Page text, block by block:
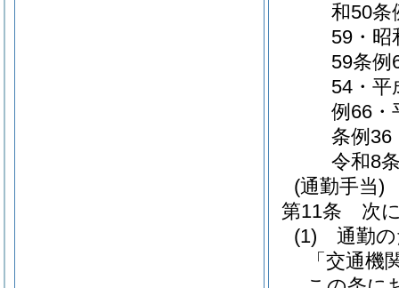
和50条
59・昭
59条例
54・平
例66・
条例36
令和8
(通勤手当)
第11条
次
(1)
通勤
「交通機